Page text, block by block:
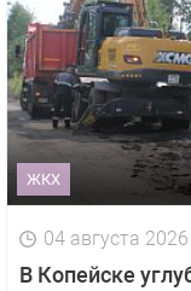
ЖКХ
04 августа
В Копейске